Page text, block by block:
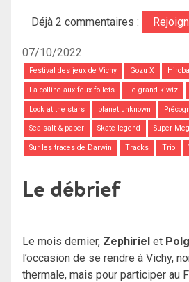
Déjà 2 commentaires :
07/10/2022
Festival des jeux de Vichy Gozu X Hiroba
La colline aux feux follets Le grand kiwiz
Look at the stars planet unknown
Sea salt & paper Skate legend Super
Sur les traces de Darwin Tracks Trio
Le débrief
Le mois dernier, Zephiriel et
l’occasion de se rendre à Vichy,
thermale, mais pour participer au